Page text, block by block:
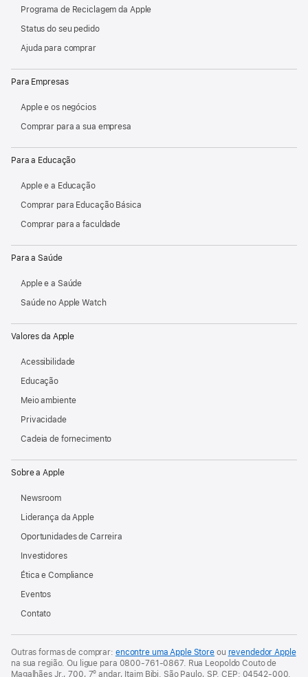
Programa de Reciclagem da Apple
Status do seu pedido
Ajuda para comprar
Para Empresas
Apple e os negócios
Comprar para a sua empresa
Para a Educação
Apple e a Educação
Comprar para Educação Básica
Comprar para a faculdade
Para a Saúde
Apple e a Saúde
Saúde no Apple Watch
Valores da Apple
Acessibilidade
Educação
Meio ambiente
Privacidade
Cadeia de fornecimento
Sobre a Apple
Newsroom
Liderança da Apple
Oportunidades de Carreira
Investidores
Ética e Compliance
Eventos
Contato
Outras formas de comprar: encontre uma Apple Store ou revendedor Apple
na sua região.Ou ligue para 0800-761-0867. Rua Leopoldo Couto de
Magalhães Jr., 700, 7º andar, Itaim Bibi. São Paulo, SP. CEP: 04542-000.